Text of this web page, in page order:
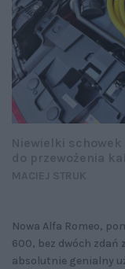
Nowa Alfa Romeo,
600, bez dwóch zdań
absolutnie genialny